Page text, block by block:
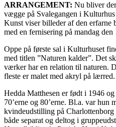
ARRANGEMENT: Nu bliver
vægge på Svalegangen i
Kunst viser billeder af den erfarne
med en fernisering på mandag
Oppe på første sal i Kulturhuset
med titlen ”Naturen kalder”. Det
værker har en relation til naturen.
fleste er malet med akryl på lærred.
Hedda Matthesen er født i 1946
70’erne og 80’erne. Bl.a. var hun
kvindeudstilling på
både separat og deltog i